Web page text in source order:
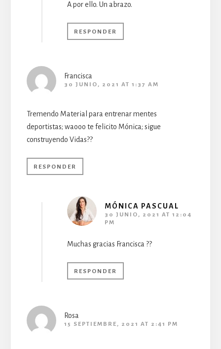
A por ello. Un abrazo.
RESPONDER
Francisca
30 JUNIO, 2021 AT 1:37 AM
Tremendo Material para entrenar mentes
deportistas; waooo te felicito Mónica; sigue
construyendo Vidas??
RESPONDER
MÓNICA PASCUAL
30 JUNIO, 2021 AT 12:04
PM
Muchas gracias Francisca ??
RESPONDER
Rosa
15 SEPTIEMBRE, 2021 AT 2:41 PM